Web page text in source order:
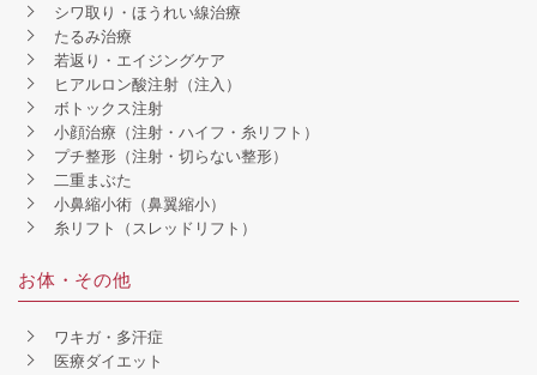
シワ取り・ほうれい線治療
たるみ治療
若返り・エイジングケア
ヒアルロン酸注射（注入）
ボトックス注射
小顔治療（注射・ハイフ・糸リフト）
プチ整形（注射・切らない整形）
二重まぶた
小鼻縮小術（鼻翼縮小）
糸リフト（スレッドリフト）
お体・その他
ワキガ・多汗症
医療ダイエット